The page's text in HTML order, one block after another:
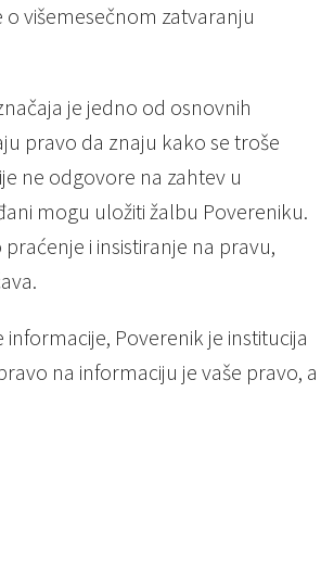
višemesečnom zatvaranju
je jedno od osnovnih
pravo da znaju kako se troše
ne odgovore na zahtev u
mogu uložiti žalbu Povereniku.
i insistiranje na pravu,
Poverenik je institucija
na informaciju je vaše pravo, a